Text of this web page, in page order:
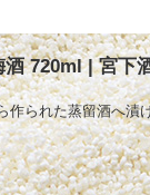
720ml | 宮下
作られた蒸留酒へ漬